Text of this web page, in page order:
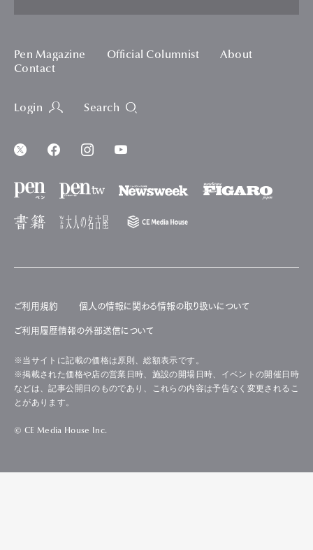
Pen Magazine Official Columnist
About
Contact
Login Search
ご利用規約 個人の情報に関わる情報の取り扱いについて
ご利用履歴情報の外部送信について
※当サイトに記載の価格は原則、総額表示です。
※掲載された価格や店の営業日時、施設の開場日時、イベントの開催日時
などは、記事公開日のものであり、これらの内容は予告なく変更されるこ
とがあります。
© CE Media House Inc.